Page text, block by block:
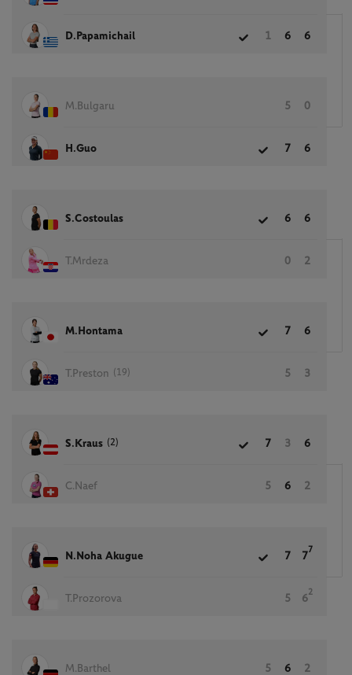
D.Papamichail 1 6 6
M.Bulgaru 5 0
H.Guo 7 6
S.Costoulas 6 6
T.Mrdeza 0 2
M.Hontama 7 6
T.Preston (19) 5 3
S.Kraus (2) 7 3 6
C.Naef 5 6 2
N.Noha Akugue 7 7
7
T.Prozorova 5 6
2
M.Barthel 5 6 2